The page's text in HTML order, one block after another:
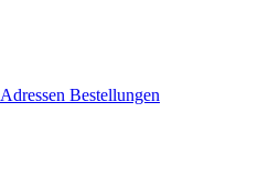
Adressen Bestellungen